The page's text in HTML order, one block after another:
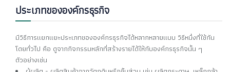
ประเภทขององค์กรธุรกิจ
มีวิธีการแยกแยะประเภทขององค์กรธุรกิจได้หลากหลายแบบ วิธีหนึ่งที่ใช้กัน
โดยทั่วไป คือ ดูจากกิจกรรมหลักที่สร้างรายได้ให้กับองค์กรธุรกิจนั้น ๆ
ตัวอย่างเช่น